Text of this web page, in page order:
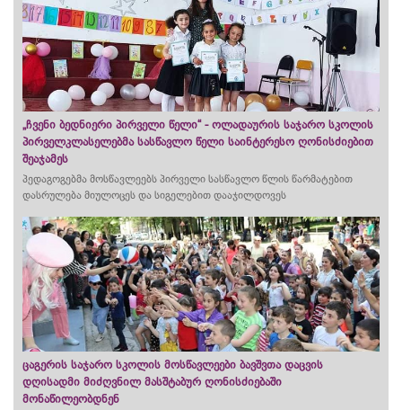
„ჩვენი ბედნიერი პირველი წელი“ - ოლადაურის საჯარო სკოლის
პირველკლასელებმა სასწავლო წელი საინტერესო ღონისძიებით
შეაჯამეს
პედაგოგებმა მოსწავლეებს პირველი სასწავლო წლის წარმატებით
დასრულება მიულოცეს და სიგელებით დააჯილდოვეს
ცაგერის საჯარო სკოლის მოსწავლეები ბავშვთა დაცვის
დღისადმი მიძღვნილ მასშტაბურ ღონისძიებაში
მონაწილეობდნენ